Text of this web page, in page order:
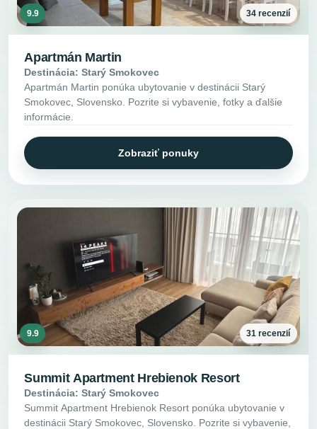
9.9 34 recenzií
Apartmán Martin
Destinácia: Starý Smokovec
Apartmán Martin ponúka ubytovanie v destinácii Starý
Smokovec, Slovensko. Pozrite si vybavenie, fotky a ďalšie
informácie.
Zobraziť ponuky
9.9 31 recenzií
Summit Apartment Hrebienok Resort
Destinácia: Starý Smokovec
Summit Apartment Hrebienok Resort ponúka ubytovanie v
destinácii Starý Smokovec, Slovensko. Pozrite si vybavenie,